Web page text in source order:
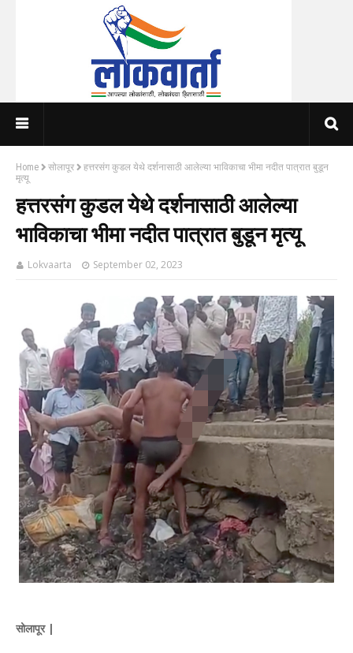
Home सोलापूर
हत्तरसंग कुडल येथे दर्शनासाठी आलेल्या भाविकाचा भीमा नदीत पात्रात बुडून
मृत्यू
हत्तरसंग कुडल येथे दर्शनासाठी आलेल्या
भाविकाचा भीमा नदीत पात्रात बुडून मृत्यू
Lokvaarta September 02, 2023
सोलापूर |